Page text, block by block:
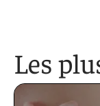
Les